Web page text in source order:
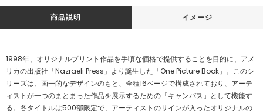
商品説明 イメージ
1998年、オリジナルプリント作品を手頃な価格で提供することを目的に、アメ
リカの出版社「Nazraeli Press」より誕生した「One Picture Book」。このシ
リーズは、画一的なデザインのもと、全種16ページで構成されており、アーテ
ィストが一つのまとまった作品を展示するための「キャンバス」として機能す
る。各タイトルは500部限定で、アーティストのサインが入ったオリジナルの